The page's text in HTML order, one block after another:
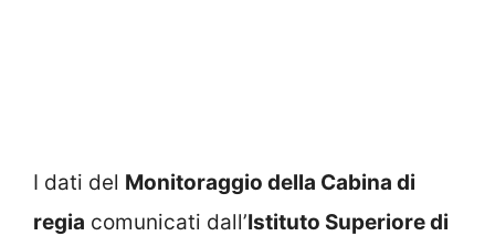
I dati del Monitoraggio della Cabina di
regia comunicati dall’Istituto Superiore di